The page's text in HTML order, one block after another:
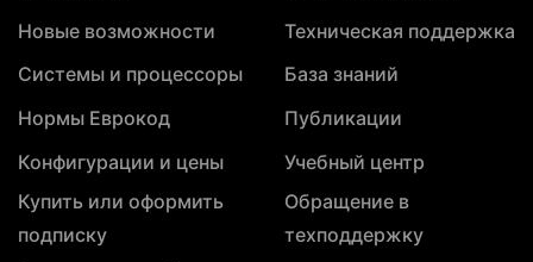
Новые возможности
Системы и процессоры
Нормы Еврокод
Конфигурации и цены
Купить или оформить
подписку
Техническая поддержка
База знаний
Публикации
Учебный центр
Обращение в
техподдержку